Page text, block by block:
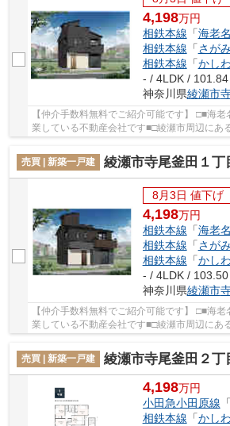
4,198万円
相鉄本線 「海老名
相鉄本線 「さが
相鉄本線 「かし
- / 4LDK / 101.84
神奈川県綾瀬市
【仲介手数料無料でご紹介可能です】 □■海
業している不動産会社です■□綾瀬市周辺にあ
売買 | 新築一戸建
綾瀬市寺尾釜田１丁目 新築戸建て 全7
8月3日 値下げ
4,198万円
相鉄本線 「海老名
相鉄本線 「さが
相鉄本線 「かし
- / 4LDK / 103.50
神奈川県綾瀬市
【仲介手数料無料でご紹介可能です】 □■海
業している不動産会社です■□綾瀬市周辺にあ
売買 | 新築一戸建
綾瀬市寺尾釜田２丁目 新築戸建て 全1
4,198万円
小田急小田原線 「
相鉄本線 「かし